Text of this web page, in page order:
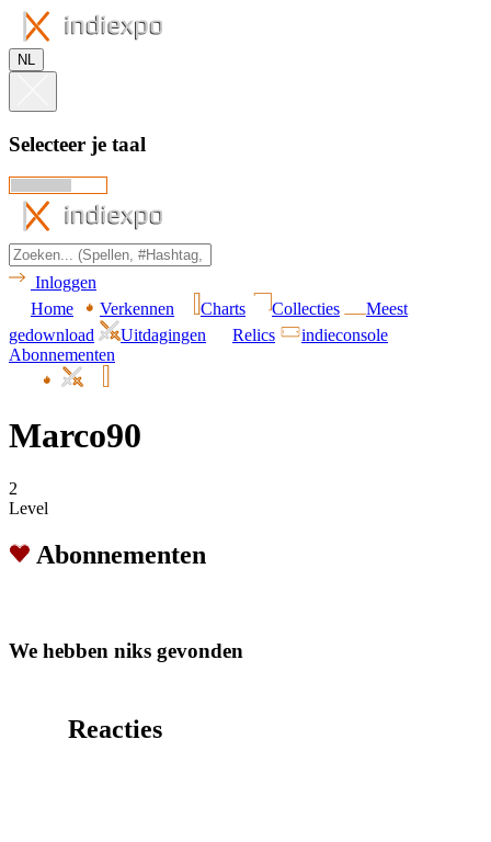
NL
Selecteer je taal
Inloggen
Home
Verkennen Charts Collecties
Meest
gedownload
Uitdagingen Relics
indieconsole
Abonnementen
Marco90
2
Level
Abonnementen
We hebben niks gevonden
Reacties